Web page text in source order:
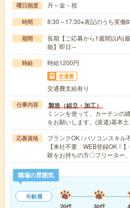
曜日頻度 月～金・祝
時間 8:30～17:30※表記のうち実働8
期間
長期【ご応募から1週間以内(
能】即日～
時給 時給1200円
交通費
交通費支給有り
仕事内容 製造（組立・加工）
ミシンを使って、カーテンの
をお願いします。(派遣)基本
応募資格
ブランクOK / パソコンスキル
【来社不要、WEB登録OK！
験をお持ちの方〇フリータ
職場の雰囲気
年齢層
20代
30代